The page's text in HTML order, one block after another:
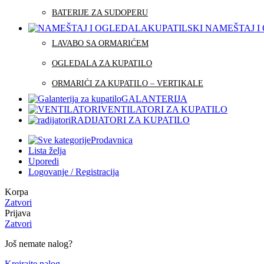
BATERIJE ZA SUDOPERU
KUPATILSKI NAMEŠTAJ I
LAVABO SA ORMARIĆEM
OGLEDALA ZA KUPATILO
ORMARIĆI ZA KUPATILO – VERTIKALE
GALANTERIJA
VENTILATORI ZA KUPATILO
RADIJATORI ZA KUPATILO
Prodavnica
Lista želja
Uporedi
Logovanje / Registracija
Korpa
Zatvori
Prijava
Zatvori
Još nemate nalog?